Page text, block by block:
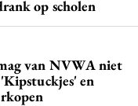
op scholen
van NVWA niet
en